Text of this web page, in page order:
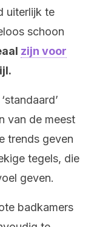
uiterlijk te
schoon
zijn voor
van de meest
trends geven
tegels, die
geven.
badkamers